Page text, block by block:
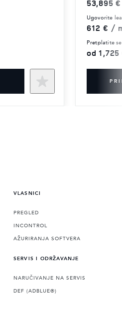
53,895 €
ugovorite
612 € /
pretplatite se
od 1,725
VLASNICI
PREGLED
INCONTROL
AŽURIRANJA SOFTVERA
SERVIS I ODRŽAVANJE
NARUČIVANJE NA SERVIS
DEF (ADBLUE®)